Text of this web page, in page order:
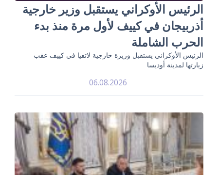
الرئيس الأوكراني يستقبل وزير خارجية
أذربيجان في كييف لأول مرة منذ بدء
الحرب الشاملة
الرئيس الأوكراني يستقبل وزيرة خارجية لاتفيا في كييف عقب
زيارتها لمدينة أوديسا
06.08.2026